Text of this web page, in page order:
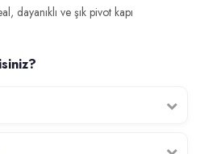
dayanıklı ve şık pivot kapı
uzman montaj ekibimiz tarafından